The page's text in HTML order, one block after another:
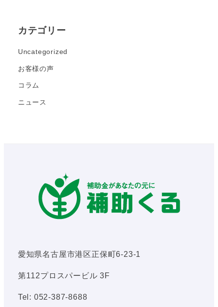
カテゴリー
Uncategorized
お客様の声
コラム
ニュース
愛知県名古屋市港区正保町6-23-1
第112プロスパービル 3F
Tel: 052-387-8688